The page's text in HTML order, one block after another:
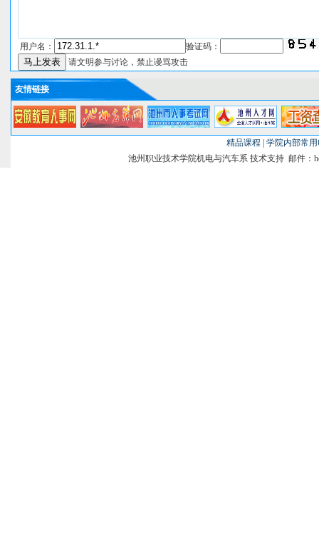
用户名：
验证码：
请文明参与讨论，禁止谩骂攻击
友情链接
精品课程
学院内部常
池州职业技术学院机电与汽车系 技术支持 邮件：